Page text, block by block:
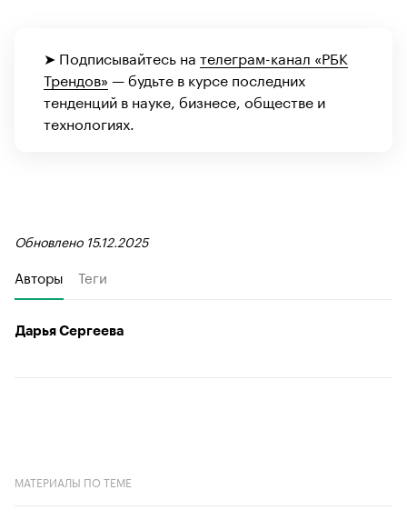
➤ Подписывайтесь на телеграм-канал «РБК
Трендов» — будьте в курсе последних
тенденций в науке, бизнесе, обществе и
технологиях.
Обновлено 15.12.2025
Авторы Теги
Дарья Сергеева
МАТЕРИАЛЫ ПО ТЕМЕ